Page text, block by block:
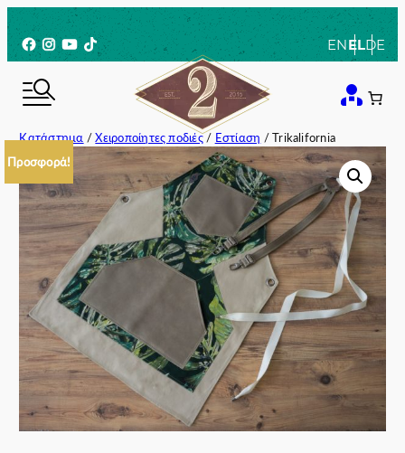
στο
περιεχόμενο
Facebook
Instagram
YouTube
TikTok ENELDE
Κατάστημα /Χειροποίητες ποδιές/ Εστίαση / Trikalifornia
Προσφορά!